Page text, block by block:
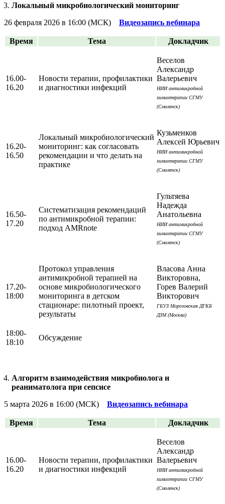
Локальный микробиологический мониторинг
26 февраля 2026 в 16:00 (МСК) Видеозапись вебинара
Время Тема Докладчик
16.00-
16.20
Новости терапии, профилактики
и диагностики инфекций
Веселов
Александр
Валерьевич
НИИ антимикробной
химиотерапии СГМУ
(Смоленск)
16.20-
16.50
Локальный микробиологический
мониторинг: как согласовать
рекомендации и что делать на
практике
Кузьменков
Алексей Юрьевич
НИИ антимикробной
химиотерапии СГМУ
(Смоленск)
16.50-
17.20
Систематизация рекомендаций
по антимикробной терапии:
подход AMRnote
Гультяева
Надежда
Анатольевна
НИИ антимикробной
химиотерапии СГМУ
(Смоленск)
17.20-
18:00
Протокол управления
антимикробной терапией на
основе микробиологического
мониторинга в детском
стационаре: пилотный проект,
результаты
Власова Анна
Викторовна,
Горев Валерий
Викторович
ГБУЗ Морозовская ДГКБ
ДЗМ (Москва)
18:00-
18:10
Обсуждение
Алгоритм взаимодействия микробиолога и
реаниматолога при сепсисе
5 марта 2026 в 16:00 (МСК) Видеозапись вебинара
Время Тема Докладчик
16.00-
16.20
Новости терапии, профилактики
и диагностики инфекций
Веселов
Александр
Валерьевич
НИИ антимикробной
химиотерапии СГМУ
(Смоленск)